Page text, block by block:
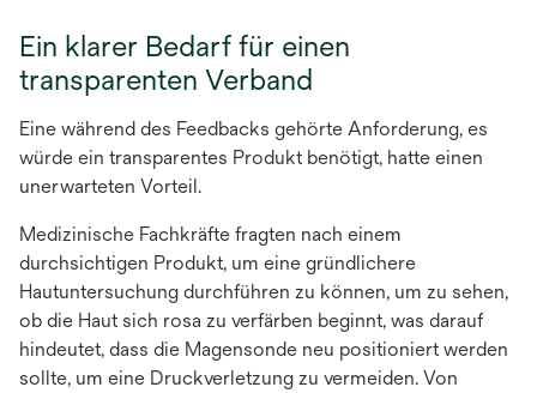
Ein klarer Bedarf für einen
transparenten Verband
Eine während des Feedbacks gehörte Anforderung, es
würde ein transparentes Produkt benötigt, hatte einen
unerwarteten Vorteil.
Medizinische Fachkräfte fragten nach einem
durchsichtigen Produkt, um eine gründlichere
Hautuntersuchung durchführen zu können, um zu sehen,
ob die Haut sich rosa zu verfärben beginnt, was darauf
hindeutet, dass die Magensonde neu positioniert werden
sollte, um eine Druckverletzung zu vermeiden. Von